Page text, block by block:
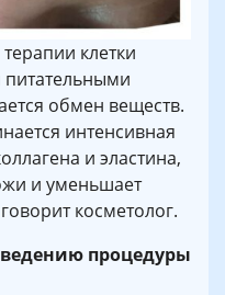
клетки
обмен веществ.
интенсивная
и эластина,
и уменьшает
косметолог.
процедуры